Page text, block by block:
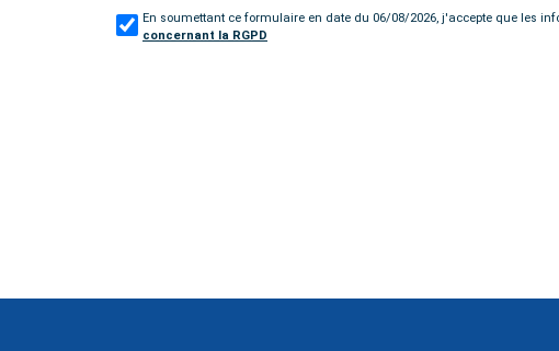
En soumettant ce formulaire en date du 06/08/2026, j'accepte que les
concernant la RGPD